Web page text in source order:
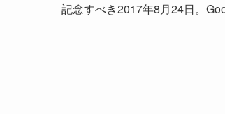
記念すべき2017年8月24日。